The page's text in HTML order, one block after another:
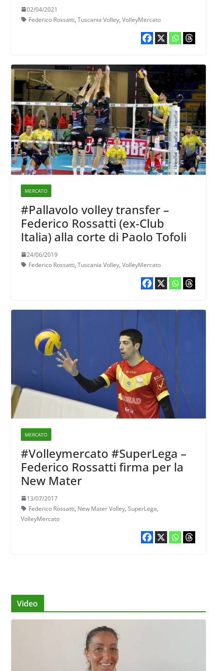
02/04/2021
Federico Rossatti, Tuscania Volley, VolleyMercato
MERCATO
#Pallavolo volley transfer –
Federico Rossatti (ex-Club
Italia) alla corte di Paolo Tofoli
24/06/2019
Federico Rossatti, Tuscania Volley, VolleyMercato
MERCATO
#Volleymercato #SuperLega –
Federico Rossatti firma per la
New Mater
13/07/2017
Federico Rossatti, New Mater Volley, SuperLega,
VolleyMercato
Video